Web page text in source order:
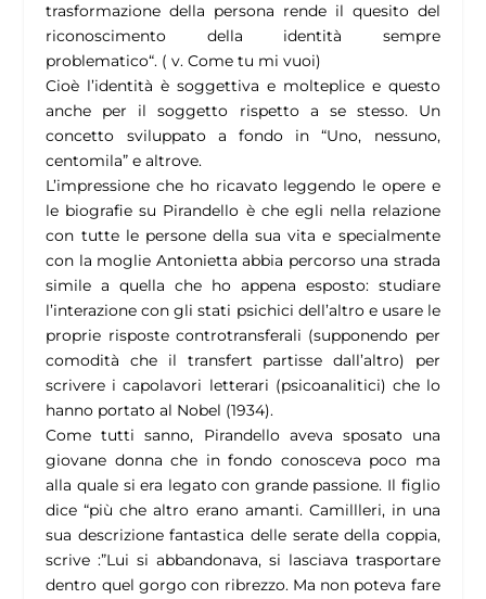
trasformazione della persona rende il quesito del
riconoscimento della identità sempre
problematico“. ( v. Come tu mi vuoi)
Cioè l’identità è soggettiva e molteplice e questo
anche per il soggetto rispetto a se stesso. Un
concetto sviluppato a fondo in “Uno, nessuno,
centomila” e altrove.
L’impressione che ho ricavato leggendo le opere e
le biografie su Pirandello è che egli nella relazione
con tutte le persone della sua vita e specialmente
con la moglie Antonietta abbia percorso una strada
simile a quella che ho appena esposto: studiare
l’interazione con gli stati psichici dell’altro e usare le
proprie risposte controtransferali (supponendo per
comodità che il transfert partisse dall’altro) per
scrivere i capolavori letterari (psicoanalitici) che lo
hanno portato al Nobel (1934).
Come tutti sanno, Pirandello aveva sposato una
giovane donna che in fondo conosceva poco ma
alla quale si era legato con grande passione. Il figlio
dice “più che altro erano amanti. Camillleri, in una
sua descrizione fantastica delle serate della coppia,
scrive :”Lui si abbandonava, si lasciava trasportare
dentro quel gorgo con ribrezzo. Ma non poteva fare